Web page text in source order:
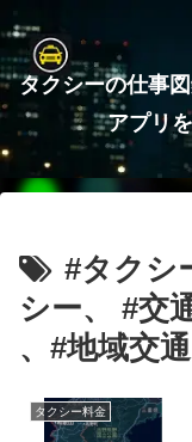
タクシーの仕事
アプリ
#タクシ
シー、 #交
、#地域交通
タクシー料金